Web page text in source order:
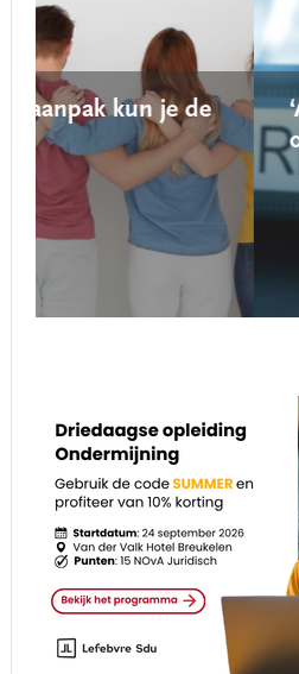
‘Alles onder de
openbaar, tenzij…’